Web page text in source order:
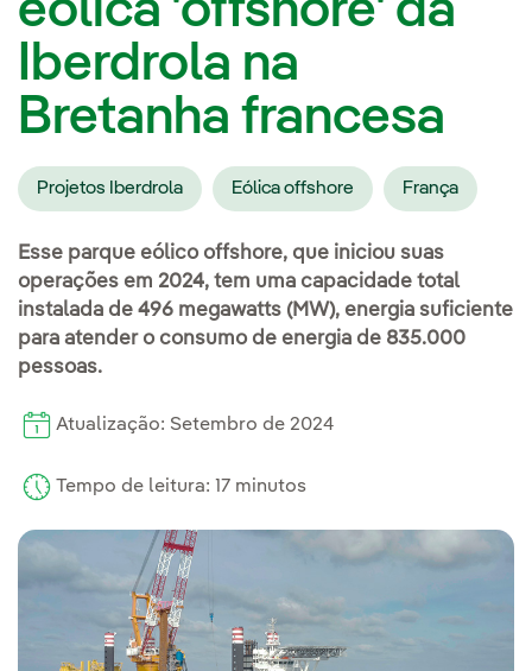
eólica 'offshore' da
Iberdrola na
Bretanha francesa
Projetos Iberdrola Eólica offshore França
Esse parque eólico offshore, que iniciou suas
operações em 2024, tem uma capacidade total
instalada de 496 megawatts (MW), energia suficiente
para atender o consumo de energia de 835.000
pessoas.
Atualização: Setembro de 2024
Tempo de leitura: 17 minutos